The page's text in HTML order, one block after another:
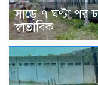
সাড়ে ৭ ঘণ্টা পর
স্বাভাবিক